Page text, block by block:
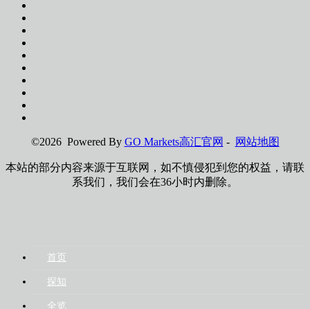
©2026 Powered By GO Markets高汇官网 - 网站地图
本站的部分内容来源于互联网，如不慎侵犯到您的权益，请联
系我们，我们会在36小时内删除。
首页
探知
全览